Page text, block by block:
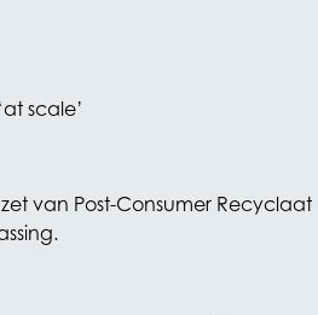
scale’
van Post-Consumer Recyclaat